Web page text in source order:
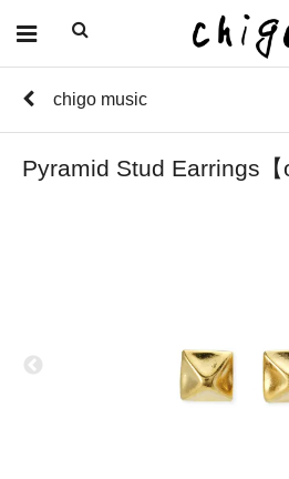
chigo music
Pyramid Stud Earrings【